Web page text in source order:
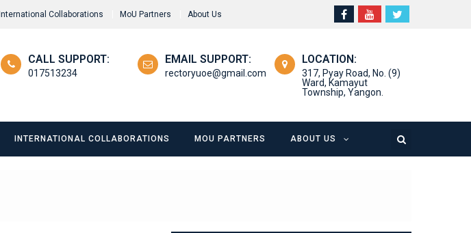
International Collaborations MoU Partners About Us
CALL SUPPORT:
017513234
EMAIL SUPPORT:
rectoryuoe@gmail.com
LOCATION:
317, Pyay Road, No. (9)
Ward, Kamayut
Township, Yangon.
INTERNATIONAL COLLABORATIONS MOU PARTNERS ABOUT US